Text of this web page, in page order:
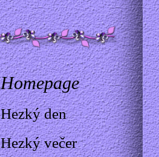
Homepage
Hezký den
Hezký večer